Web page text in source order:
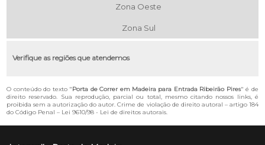
Zona Oeste
Zona Sul
Verifique as regiões que atendemos
O conteúdo do texto "Porta de Correr em Madeira para Entrada Ribeirão Pires" é de
direito reservado. Sua reprodução, parcial ou total, mesmo citando nossos links, é
proibida sem a autorização do autor. Crime de violação de direito autoral – artigo 184
do Código Penal – Lei 9610/98 - Lei de direitos autorais.